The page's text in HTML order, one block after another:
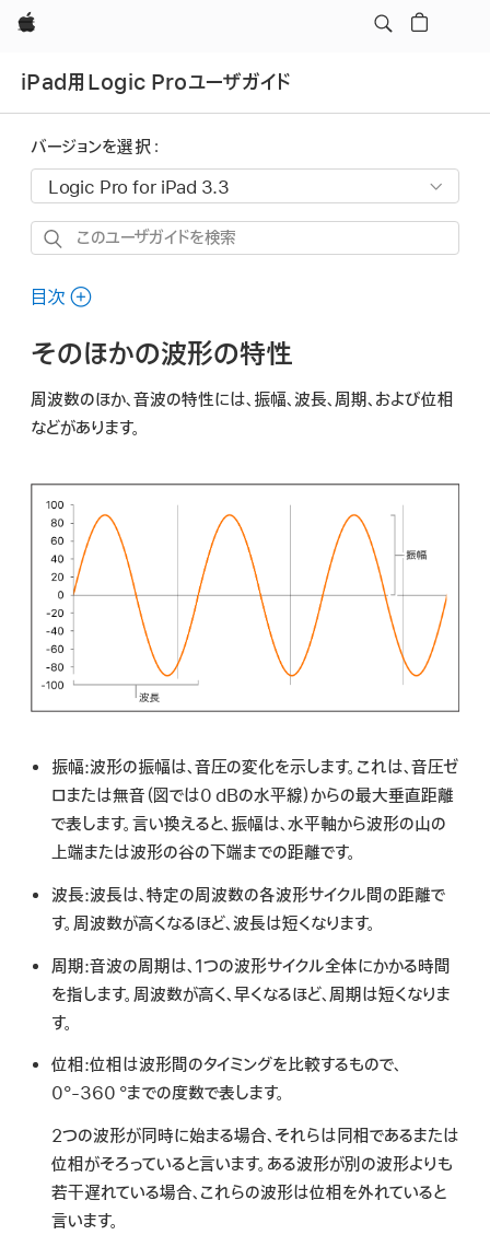
Apple
iPad用Logic Proユーザガイド
バージョンを選択：
こ
ユ
ザ
イ
ド
検
目次
そのほかの波形の特性
周波数のほか、音波の特性には、 振幅、波長、周期、および位相
などがあります。
振幅:波形の振幅は、音圧の変化を示します。これは、音圧ゼ
ロまたは無音（図では0 dBの水平線）からの最大垂直距離
で表します。言い換えると、振幅は、水平軸から波形の山の
上端または波形の谷の下端までの距離です。
波長:波長は、特定の周波数の各波形サイクル間の距離で
す。周波数が高くなるほど、波長は短くなります。
周期:音波の周期は、1つの波形サイクル全体にかかる時間
を指します。周波数が高く、早くなるほど、周期は短くなりま
す。
位相:位相は波形間のタイミングを比較するもので、
0°-360 °までの度数で表します。
2つの波形が同時に始まる場合、それらは 同相であるまたは
位相がそろっていると言います。ある波形が別の波形よりも
若干遅れている場合、これらの波形は位相を外れていると
言います。